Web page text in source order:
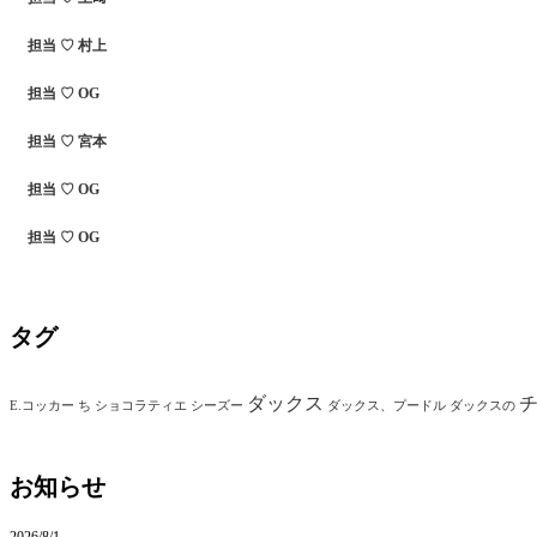
担当 ♡ 村上
担当 ♡ OG
担当 ♡ 宮本
担当 ♡ OG
担当 ♡ OG
タグ
E.コッカー ち ショコラティエ シーズー ダックス ダックス、プードル ダックスの
お知らせ